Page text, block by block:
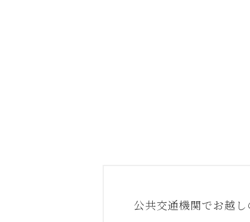
公共交通機関でお越